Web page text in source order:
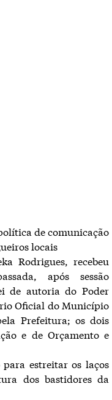
de comunicação
locais
Rodrigues, recebeu
após sessão
de autoria do Poder
Oficial do Município
Prefeitura; os dois
e de Orçamento e
estreitar os laços
dos bastidores da